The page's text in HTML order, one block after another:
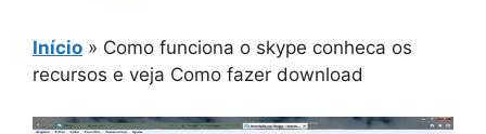
Início » Como funciona o skype conheca os
recursos e veja Como fazer download